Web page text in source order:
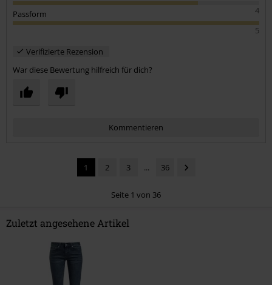
4
Passform
5
Verifizierte Rezension
War diese Bewertung hilfreich für dich?
Kommentieren
Kommentar jetzt abschicken!
1 2 3 ... 36
Seite 1 von 36
Zuletzt angesehene Artikel